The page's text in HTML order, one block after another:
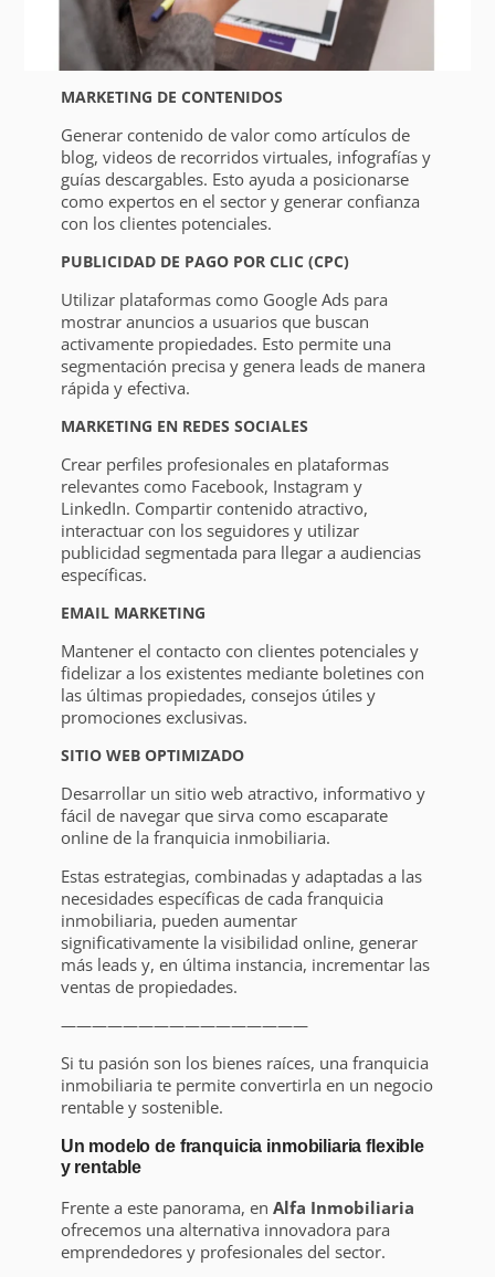
MARKETING DE CONTENIDOS
Generar contenido de valor como artículos de
blog, videos de recorridos virtuales, infografías y
guías descargables. Esto ayuda a posicionarse
como expertos en el sector y generar confianza
con los clientes potenciales.
PUBLICIDAD DE PAGO POR CLIC (CPC)
Utilizar plataformas como Google Ads para
mostrar anuncios a usuarios que buscan
activamente propiedades. Esto permite una
segmentación precisa y genera leads de manera
rápida y efectiva.
MARKETING EN REDES SOCIALES
Crear perfiles profesionales en plataformas
relevantes como Facebook, Instagram y
LinkedIn. Compartir contenido atractivo,
interactuar con los seguidores y utilizar
publicidad segmentada para llegar a audiencias
específicas.
EMAIL MARKETING
Mantener el contacto con clientes potenciales y
fidelizar a los existentes mediante boletines con
las últimas propiedades, consejos útiles y
promociones exclusivas.
SITIO WEB OPTIMIZADO
Desarrollar un sitio web atractivo, informativo y
fácil de navegar que sirva como escaparate
online de la franquicia inmobiliaria.
Estas estrategias, combinadas y adaptadas a las
necesidades específicas de cada franquicia
inmobiliaria, pueden aumentar
significativamente la visibilidad online, generar
más leads y, en última instancia, incrementar las
ventas de propiedades.
————————————————
Si tu pasión son los bienes raíces, una franquicia
inmobiliaria te permite convertirla en un negocio
rentable y sostenible.
Un modelo de franquicia inmobiliaria flexible
y rentable
Frente a este panorama, en Alfa Inmobiliaria
ofrecemos una alternativa innovadora para
emprendedores y profesionales del sector.